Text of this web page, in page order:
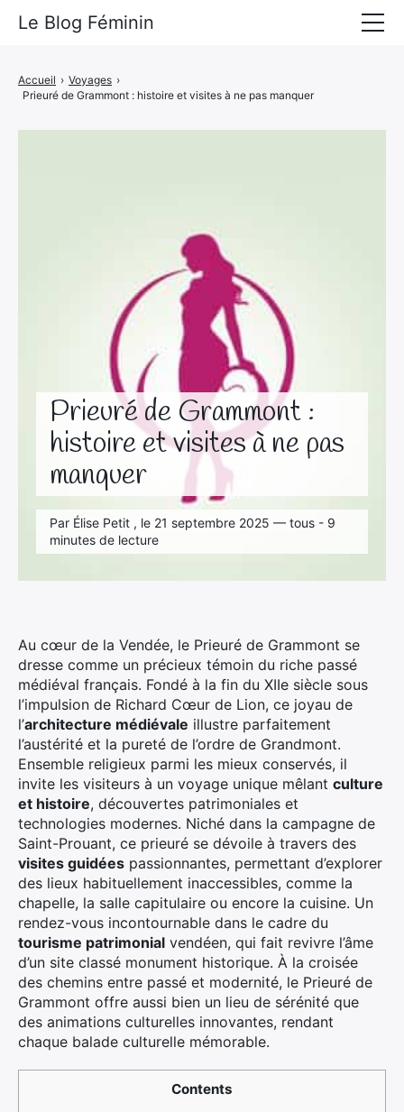
Prieuré de Grammont :
histoire et visites à ne pas
manquer
Par Élise Petit , le 21 septembre 2025 — tous - 9
minutes de lecture
Accueil › Voyages ›
Prieuré de Grammont : histoire et visites à ne pas manquer
Au cœur de la Vendée, le Prieuré de Grammont se
dresse comme un précieux témoin du riche passé
médiéval français. Fondé à la fin du XIIe siècle sous
l’impulsion de Richard Cœur de Lion, ce joyau de
l’architecture médiévale illustre parfaitement
l’austérité et la pureté de l’ordre de Grandmont.
Ensemble religieux parmi les mieux conservés, il
invite les visiteurs à un voyage unique mêlant culture
et histoire, découvertes patrimoniales et
technologies modernes. Niché dans la campagne de
Saint-Prouant, ce prieuré se dévoile à travers des
visites guidées passionnantes, permettant d’explorer
des lieux habituellement inaccessibles, comme la
chapelle, la salle capitulaire ou encore la cuisine. Un
rendez-vous incontournable dans le cadre du
tourisme patrimonial vendéen, qui fait revivre l’âme
d’un site classé monument historique. À la croisée
des chemins entre passé et modernité, le Prieuré de
Grammont offre aussi bien un lieu de sérénité que
des animations culturelles innovantes, rendant
chaque balade culturelle mémorable.
Contents
Le Blog Féminin
Alimentation